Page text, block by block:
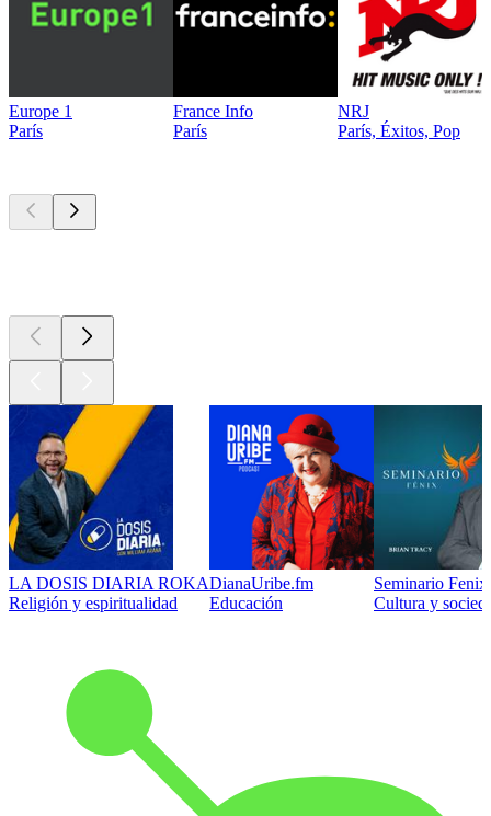
Europe 1
París
France Info
París
NRJ
París, Éxitos, Pop
LA DOSIS DIARIA ROKA
Religión y espiritualidad
DianaUribe.fm
Educación
Seminario
Cultura y